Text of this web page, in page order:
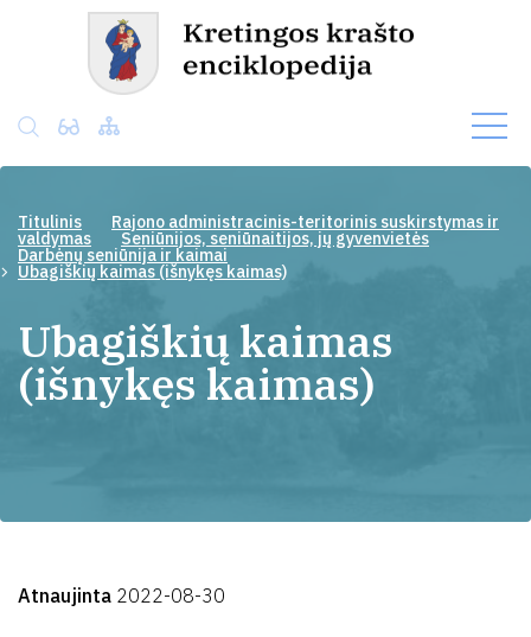
Titulinis Rajono administracinis-teritorinis suskirstymas ir
valdymas Seniūnijos, seniūnaitijos, jų gyvenvietės
Darbėnų seniūnija ir kaimai
Ubagiškių kaimas (išnykęs kaimas)
Ubagiškių kaimas
(išnykęs kaimas)
Atnaujinta 2022-08-30